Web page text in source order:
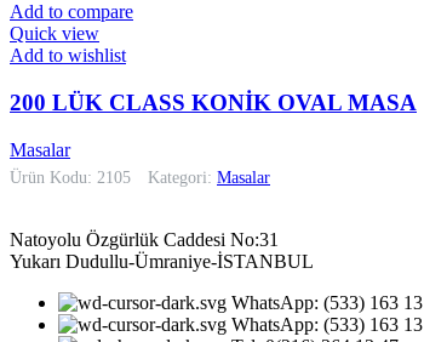
Add to compare
Quick view
Add to wishlist
200 LÜK CLASS KONİK OVAL MASA
Masalar
Ürün Kodu: 2105 Kategori: Masalar
Natoyolu Özgürlük Caddesi No:31
Yukarı Dudullu-Ümraniye-İSTANBUL
WhatsApp: (533) 163
WhatsApp: (533) 163